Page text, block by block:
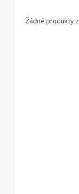
Žádné produkty